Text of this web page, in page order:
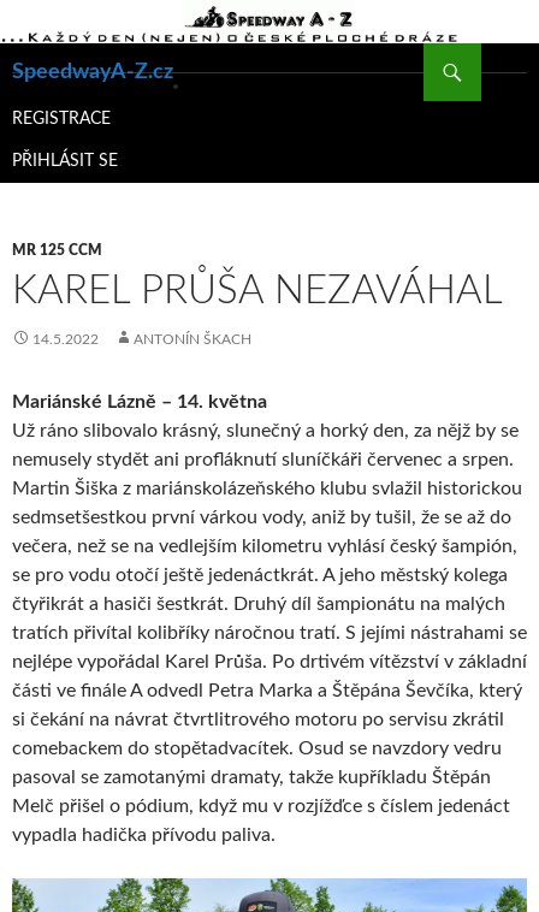
SpeedwayA-Z.cz
K
WEBU
REGISTRACE
PŘIHLÁSIT SE
MR 125 CCM
KAREL PRŮŠA NEZAVÁHAL
14.5.2022 ANTONÍN ŠKACH
Mariánské Lázně – 14. května
Už ráno slibovalo krásný, slunečný a horký den, za nějž by se
nemusely stydět ani profláknutí sluníčkáři červenec a srpen.
Martin Šiška z mariánskolázeňského klubu svlažil historickou
sedmsetšestkou první várkou vody, aniž by tušil, že se až do
večera, než se na vedlejším kilometru vyhlásí český šampión,
se pro vodu otočí ještě jedenáctkrát. A jeho městský kolega
čtyřikrát a hasiči šestkrát. Druhý díl šampionátu na malých
tratích přivítal kolibříky náročnou tratí. S jejími nástrahami se
nejlépe vypořádal Karel Průša. Po drtivém vítězství v základní
části ve finále A odvedl Petra Marka a Štěpána Ševčíka, který
si čekání na návrat čtvrtlitrového motoru po servisu zkrátil
comebackem do stopětadvacítek. Osud se navzdory vedru
pasoval se zamotanými dramaty, takže kupříkladu Štěpán
Melč přišel o pódium, když mu v rozjížďce s číslem jedenáct
vypadla hadička přívodu paliva.